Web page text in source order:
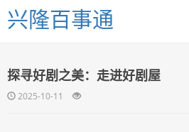
兴隆百事通
探寻好剧之美：走进好剧屋
2025-10-11